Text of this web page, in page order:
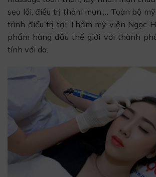
sẹo lồi, điều trị thâm mụn,… Toàn bộ
trình điều trị tại Thẩm mỹ viện Ngọc
phẩm hàng đầu thế giới với thành
tính với da.